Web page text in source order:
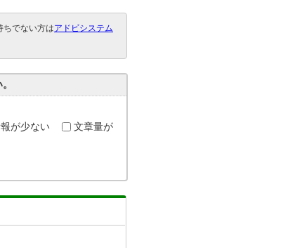
ちでない方はアドビシステム
が少ない
文章量が